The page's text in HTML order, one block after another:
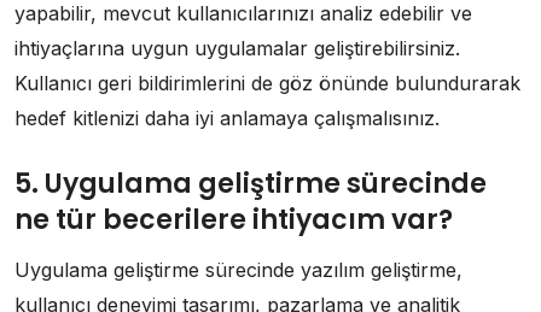
yapabilir, mevcut kullanıcılarınızı analiz edebilir ve
ihtiyaçlarına uygun uygulamalar geliştirebilirsiniz.
Kullanıcı geri bildirimlerini de göz önünde bulundurarak
hedef kitlenizi daha iyi anlamaya çalışmalısınız.
5. Uygulama geliştirme sürecinde
ne tür becerilere ihtiyacım var?
Uygulama geliştirme sürecinde yazılım geliştirme,
kullanıcı deneyimi tasarımı, pazarlama ve analitik